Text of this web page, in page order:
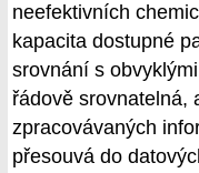
neefektivních
kapacita dostupné
srovnání s
řádově srovnatelná,
zpracovávaných
přesouvá do